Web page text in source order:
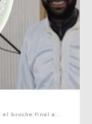
el broche final a...